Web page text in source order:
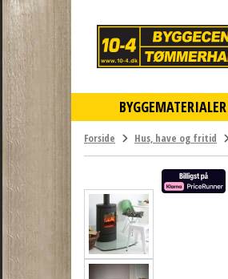
BYGGEMATERIALER
Forside Hus, have og fritid